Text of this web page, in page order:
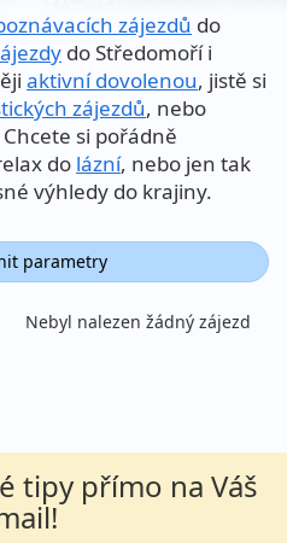
zájezdů do
do Středomoří i
aktivní dovolenou, jistě si
zájezdů, nebo
Chcete si pořádně
do lázní, nebo jen tak
výhledy do krajiny.
parametry
Nebyl nalezen žádný zájezd
tipy přímo na Váš